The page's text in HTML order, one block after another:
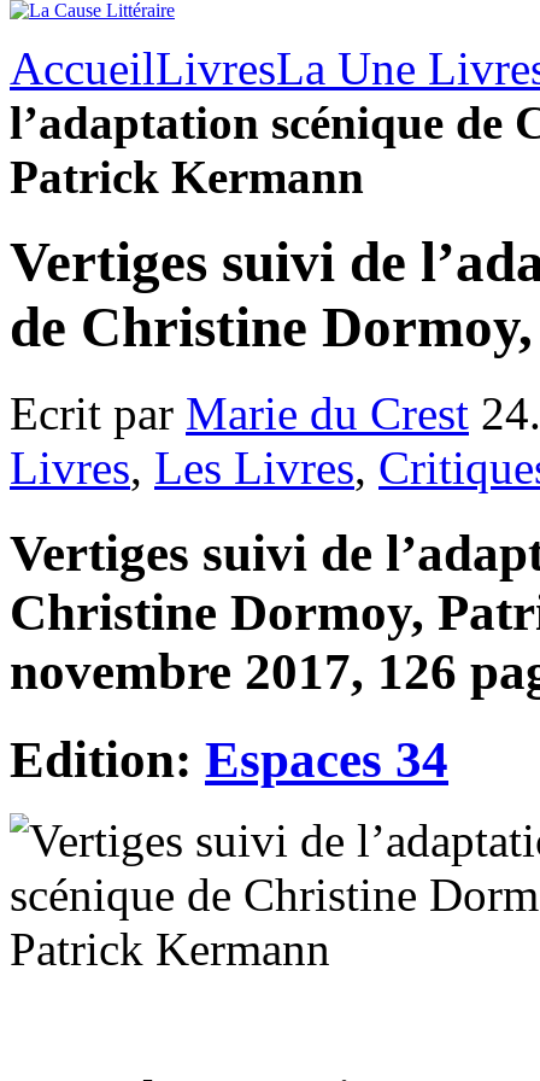
AccueilLivresLa Une
l’adaptation scénique de
Patrick Kermann
Vertiges suivi de
de Christine
Ecrit par Marie du Crest
Livres, Les Livres,
Vertiges suivi de
Christine Dormoy,
novembre 2017, 126
Edition: Espaces 34